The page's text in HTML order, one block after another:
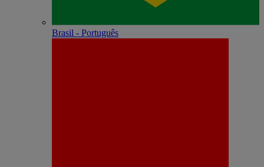
Brasil - Português